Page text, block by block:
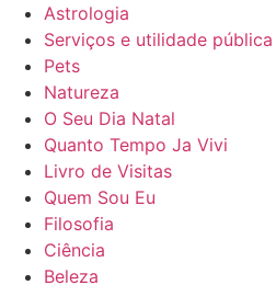
Astrologia
Serviços e utilidade pública
Pets
Natureza
O Seu Dia Natal
Quanto Tempo Ja Vivi
Livro de Visitas
Quem Sou Eu
Filosofia
Ciência
Beleza